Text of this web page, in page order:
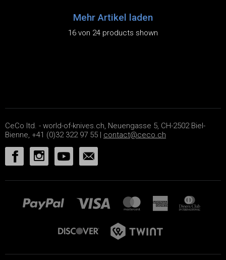
Mehr Artikel laden
16 von 24 products shown
CeCo ltd. - world-of-knives.ch, Neuengasse 5, CH-2502 Biel-
Bienne, +41 (0)32 322 97 55 | contact@ceco.ch